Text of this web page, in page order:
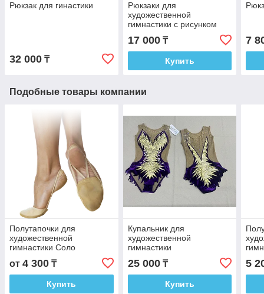
Рюкзак для гинастики
32 000 ₸
Рюкзаки для
художественной
гимнастики с рисунком
сублимацией
17 000₸
Купить
7
Подобные товары компании
Полутапочки для
художественной
гимнастики Соло
от 4 300 ₸
Купить
Купальник для
художественной
гимнастики
25 000₸
Купить
5